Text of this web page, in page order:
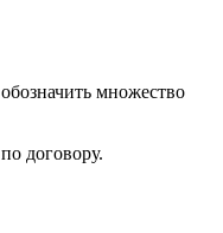
множество
договору.